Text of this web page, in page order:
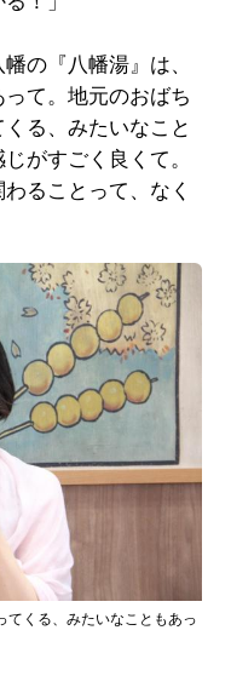
の『八幡湯』は、
て。地元のおばち
る、みたいなこと
がすごく良くて。
ることって、なく
てくる、みたいなこともあっ